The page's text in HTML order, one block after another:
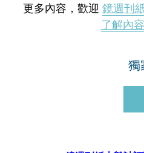
更多內容，歡迎 鏡週刊
了解內
獨